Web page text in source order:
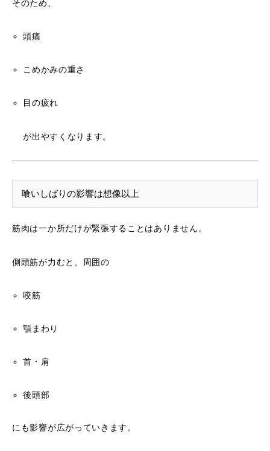
そのため、
頭痛
こめかみの重さ
目の疲れ
が出やすくなります。
喰いしばりの影響は想像以上
筋肉は一か所だけが緊張することはありません。
側頭筋が力むと、周囲の
咬筋
顎まわり
首・肩
後頭部
にも影響が広がっていきます。